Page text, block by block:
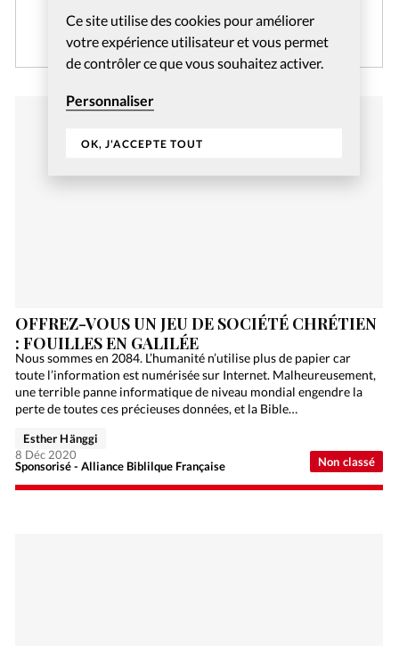
Ce site utilise des cookies pour améliorer
votre expérience utilisateur et vous permet
de contrôler ce que vous souhaitez activer.
Personnaliser
OK, J'ACCEPTE TOUT
CRÉER MON COMPTE
Non classé
OFFREZ-VOUS UN JEU DE SOCIÉTÉ CHRÉTIEN
: FOUILLES EN GALILÉE
Nous sommes en 2084. L’humanité n’utilise plus de papier car
toute l’information est numérisée sur Internet. Malheureusement,
une terrible panne informatique de niveau mondial engendre la
perte de toutes ces précieuses données, et la Bible…
Sponsorisé - Alliance Biblilque Française
Esther Hänggi
8 Déc 2020